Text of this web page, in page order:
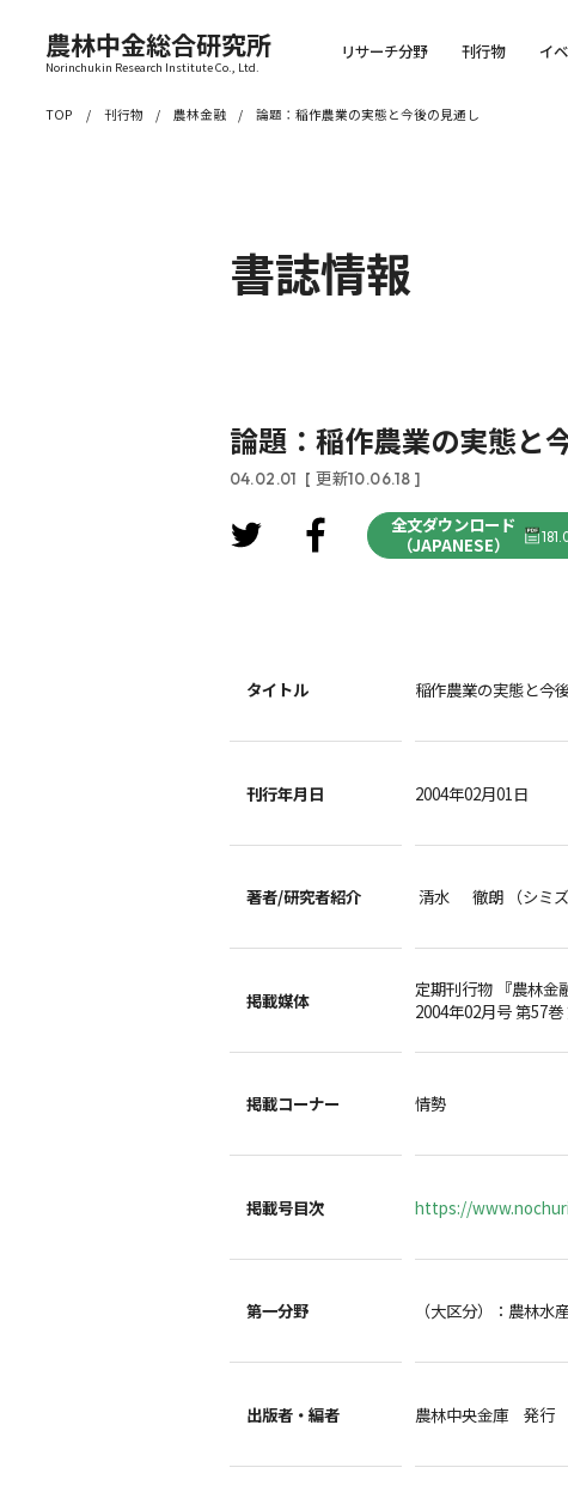
農林中金総合研究所
Norinchukin Research Institute Co., Ltd.
リサーチ分野 刊行物 イ
TOP 刊行物 農林金融 論題：稲作農業の実態と今後の見通し
書誌情報
論題：稲作農業の実態と
04.02.01 [ 更新10.06.18 ]
全文ダウンロード
（JAPANESE）
タイトル 稲作農業の実態と今
刊行年月日 2004年02月01日
著者/研究者紹介 清水 徹朗 （シミ
掲載媒体
定期刊行物 『農林金
2004年02月号 第57
掲載コーナー 情勢
掲載号目次 https://
第一分野 （大区分）：農林
出版者・編者 農林中央金庫 発